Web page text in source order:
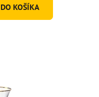
DO KOŠÍKA